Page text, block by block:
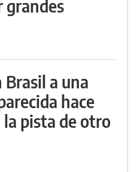
grandes
a una
hace
la pista de otro